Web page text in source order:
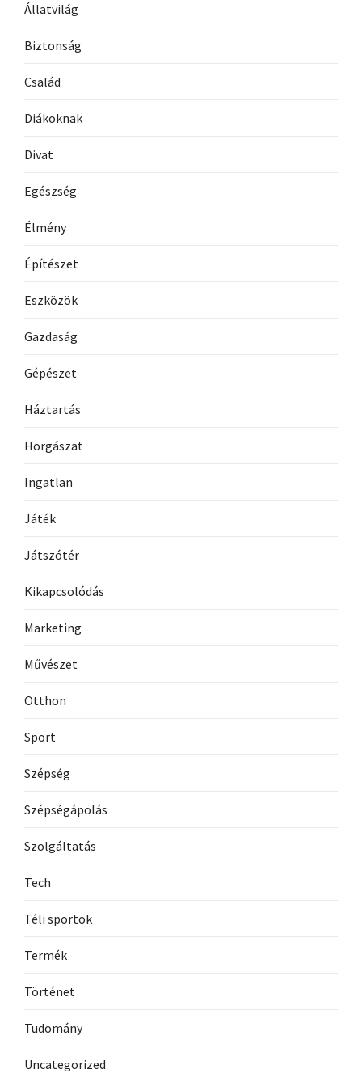
Állatvilág
Biztonság
Család
Diákoknak
Divat
Egészség
Élmény
Építészet
Eszközök
Gazdaság
Gépészet
Háztartás
Horgászat
Ingatlan
Játék
Játszótér
Kikapcsolódás
Marketing
Művészet
Otthon
Sport
Szépség
Szépségápolás
Szolgáltatás
Tech
Téli sportok
Termék
Történet
Tudomány
Uncategorized